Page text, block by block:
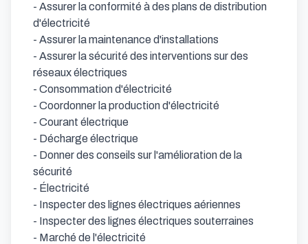
- Assurer la conformité à des plans de distribution
d'électricité
- Assurer la maintenance d'installations
- Assurer la sécurité des interventions sur des
réseaux électriques
- Consommation d'électricité
- Coordonner la production d'électricité
- Courant électrique
- Décharge électrique
- Donner des conseils sur l'amélioration de la
sécurité
- Électricité
- Inspecter des lignes électriques aériennes
- Inspecter des lignes électriques souterraines
- Marché de l'électricité